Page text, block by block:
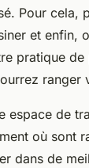
Pour cela,
et enfin,
pratique
ranger
espace de
où sont
dans de